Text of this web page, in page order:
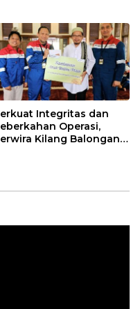
Integritas dan
Operasi,
Kilang Balongan